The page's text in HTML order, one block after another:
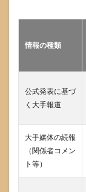
情報の種類
公式発表に基づ
く大手報道
大手媒体の続報
（関係者コメン
ト等）